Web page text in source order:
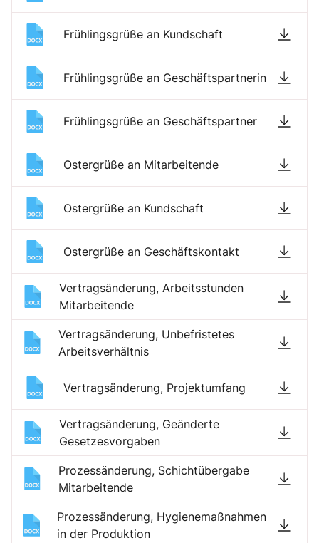
Frühlingsgrüße an Kundschaft
Frühlingsgrüße an Geschäftspartnerin
Frühlingsgrüße an Geschäftspartner
Ostergrüße an Mitarbeitende
Ostergrüße an Kundschaft
Ostergrüße an Geschäftskontakt
Vertragsänderung, Arbeitsstunden
Mitarbeitende
Vertragsänderung, Unbefristetes
Arbeitsverhältnis
Vertragsänderung, Projektumfang
Vertragsänderung, Geänderte
Gesetzesvorgaben
Prozessänderung, Schichtübergabe
Mitarbeitende
Prozessänderung, Hygienemaßnahmen
in der Produktion